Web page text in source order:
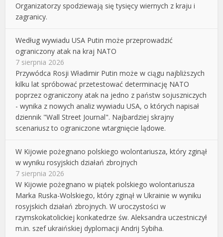
Organizatorzy spodziewają się tysięcy wiernych z kraju i
zagranicy.
Według wywiadu USA Putin może przeprowadzić
ograniczony atak na kraj NATO
7 sierpnia 2026
Przywódca Rosji Władimir Putin może w ciągu najbliższych
kilku lat spróbować przetestować determinację NATO
poprzez ograniczony atak na jedno z państw sojuszniczych
- wynika z nowych analiz wywiadu USA, o których napisał
dziennik "Wall Street Journal". Najbardziej skrajny
scenariusz to ograniczone wtargnięcie lądowe.
W Kijowie pożegnano polskiego wolontariusza, który zginął
w wyniku rosyjskich działań zbrojnych
7 sierpnia 2026
W Kijowie pożegnano w piątek polskiego wolontariusza
Marka Ruska-Wolskiego, który zginął w Ukrainie w wyniku
rosyjskich działań zbrojnych. W uroczystości w
rzymskokatolickiej konkatedrze św. Aleksandra uczestniczył
m.in. szef ukraińskiej dyplomacji Andrij Sybiha.